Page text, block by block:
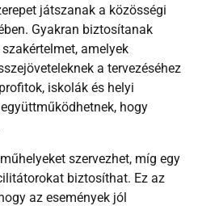
játszanak a közösségi
Gyakran biztosítanak
amelyek
a tervezéséhez
iskolák és helyi
hogy
szervezhet, míg egy
biztosíthat. Ez az
az események jól